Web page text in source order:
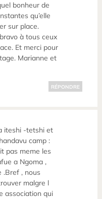
bonheur de
qu’elle
sur place.
à tous ceux
Et merci pour
Marianne et
RÉPONDRE
iteshi -tetshi et
camp :
pas meme les
a Ngoma ,
.Bref , nous
malgre l
association qui